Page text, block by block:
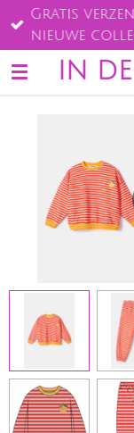
Ga
direct
naar
de
IN
Gratis
nieuwe